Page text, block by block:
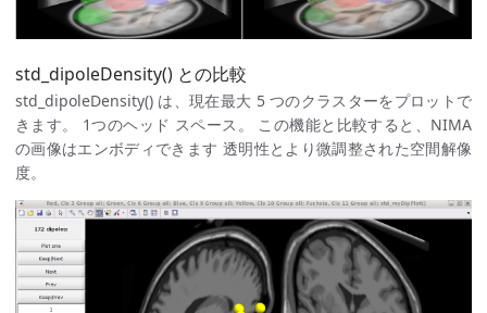
std_dipoleDensity() との比較
std_dipoleDensity() は、現在最大 5 つのクラスターをプロットで
きます。 1つのヘッド スペース。 この機能と比較すると、NIMA
の画像はエンボディできます 透明性とより微調整された空間解像
度。